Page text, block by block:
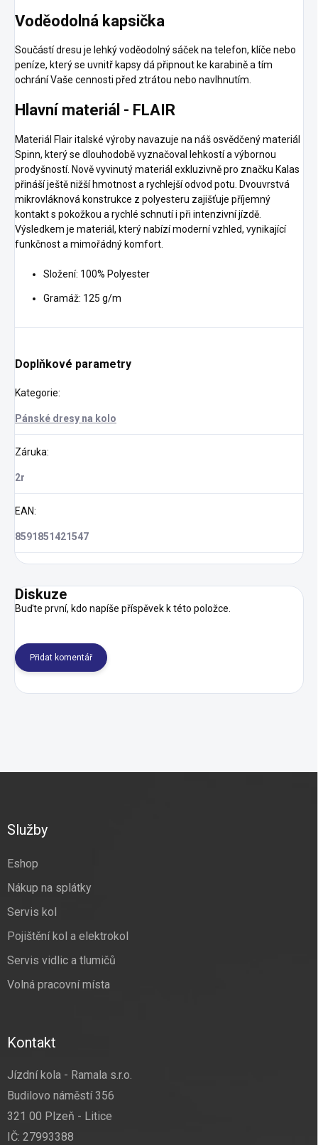
Voděodolná kapsička
Součástí dresu je lehký voděodolný sáček na telefon, klíče nebo
peníze, který se uvnitř kapsy dá připnout ke karabině a tím
ochrání Vaše cennosti před ztrátou nebo navlhnutím.
Hlavní materiál - FLAIR
Materiál Flair italské výroby navazuje na náš osvědčený materiál
Spinn, který se dlouhodobě vyznačoval lehkostí a výbornou
prodyšností. Nově vyvinutý materiál exkluzivně pro značku Kalas
přináší ještě nižší hmotnost a rychlejší odvod potu. Dvouvrstvá
mikrovláknová konstrukce z polyesteru zajišťuje příjemný
kontakt s pokožkou a rychlé schnutí i při intenzivní jízdě.
Výsledkem je materiál, který nabízí moderní vzhled, vynikající
funkčnost a mimořádný komfort.
Složení: 100% Polyester
Gramáž: 125 g/m
Doplňkové parametry
Kategorie:
Pánské dresy na kolo
Záruka:
2r
EAN:
8591851421547
Diskuze
Buďte první, kdo napíše příspěvek k této položce.
Přidat komentář
Služby
Eshop
Nákup na splátky
Servis kol
Pojištění kol a elektrokol
Servis vidlic a tlumičů
Volná pracovní místa
Kontakt
Jízdní kola - Ramala s.r.o.
Budilovo náměstí 356
321 00 Plzeň - Litice
IČ: 27993388